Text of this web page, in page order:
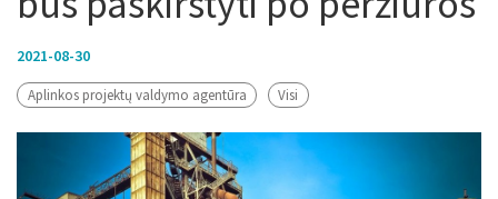
2021-08-30
Aplinkos projektų valdymo agentūra Visi